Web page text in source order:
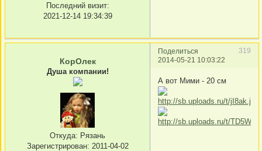
Последний визит:
2021-12-14 19:34:39
Поделиться
319
2014-05-21 10:03:22
КорОлек
Душа компании!
Откуда: Рязань
Зарегистрирован: 2011-04-02
А вот Мими - 20 см